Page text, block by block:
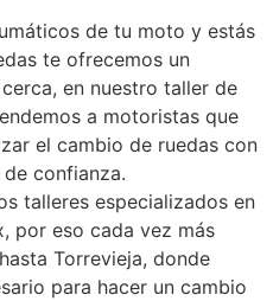
de tu moto y estás
te ofrecemos un
en nuestro taller de
a motoristas que
el cambio de ruedas con
confianza.
talleres especializados en
por eso cada vez más
Torrevieja, donde
para hacer un cambio